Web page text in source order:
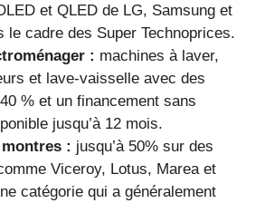
et QLED de LG, Samsung et
le cadre des Super Technoprices.
: machines à laver,
et lave-vaisselle avec des
% et un financement sans
jusqu’à 12 mois.
: jusqu’à 50% sur des
Viceroy, Lotus, Marea et
catégorie qui a généralement